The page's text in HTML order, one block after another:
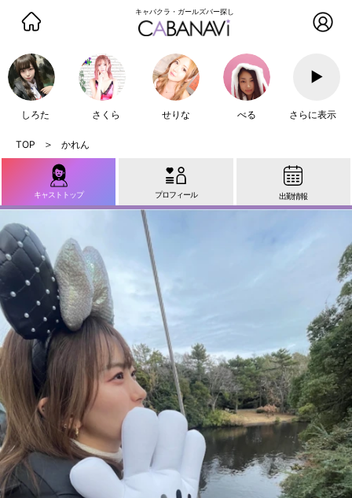
キャバクラ・ガールズバー探し
しろた さくら せりな べる
▶
さらに表示
かれん
キャストトップ プロフィール 出勤情報